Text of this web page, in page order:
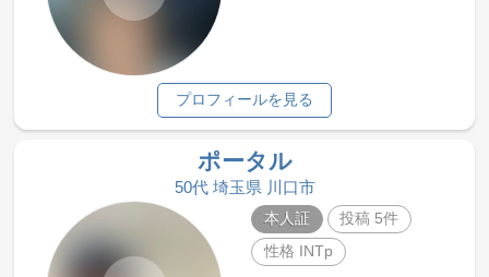
プロフィールを見る
ポータル
50代 埼玉県 川口市
本人証
投稿 5件
性格 INTp